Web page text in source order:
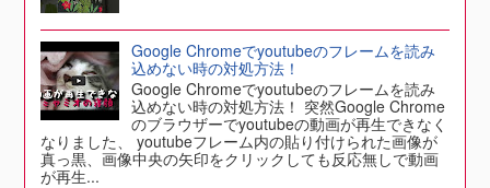
Google Chromeでyoutubeのフレームを読み
込めない時の対処方法！
Google Chromeでyoutubeのフレームを読み
込めない時の対処方法！ 突然Google Chrome
のブラウザーでyoutubeの動画が再生できなく
なりました、 youtubeフレーム内の貼り付けられた画像が
真っ黒、画像中央の矢印をクリックしても反応無しで動画
が再生...